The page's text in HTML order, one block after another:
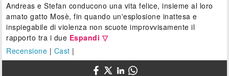
Andreas e Stefan conducono una vita felice, insieme al loro
amato gatto Mosè, fin quando un'esplosione inattesa e
inspiegabile di violenza non scuote improvvisamente il
rapporto tra i due Espandi ▽
Recensione | Cast |